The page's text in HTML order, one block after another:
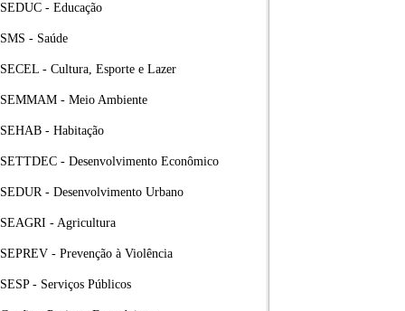
SEDUC - Educação
SMS - Saúde
SECEL - Cultura, Esporte e Lazer
SEMMAM - Meio Ambiente
SEHAB - Habitação
SETTDEC - Desenvolvimento Econômico
SEDUR - Desenvolvimento Urbano
SEAGRI - Agricultura
SEPREV - Prevenção à Violência
SESP - Serviços Públicos